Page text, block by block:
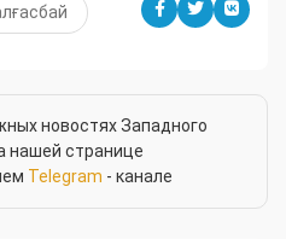
новостях Западного
нашей странице
Telegram - канале